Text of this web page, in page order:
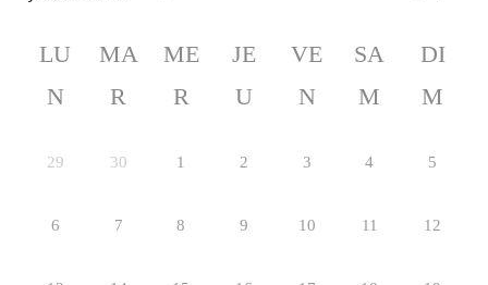
LU
N
MA
R
ME
R
JE
U
VE
N
SA
M
DI
M
29 30 1 2 3 4 5
6 7 8 9 10 11 12